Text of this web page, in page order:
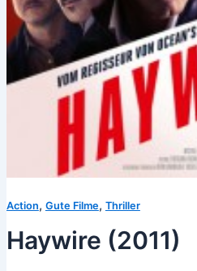
Action, Gute Filme, Thriller
Haywire (2011)